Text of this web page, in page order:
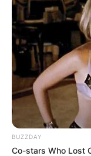
Ver
BUZZDAY
Co-stars Who Lost